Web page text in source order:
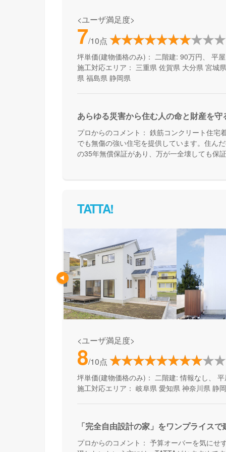
<ユーザ満足度>
7/10点
坪単価(建物価格のみ)： 二階建: 90万円、 平
施工対応エリア： 三重県 佐賀県 大分県 宮城
県 福島県 静岡県
あらゆる災害から住む人の命と財産を守
プロからのコメント： 鉄筋コンクリート住宅
でも無傷の強い住宅を提供しています。住ん
の35年無償保証があり、万が一全壊しても保
TATTA!
<ユーザ満足度>
8/10点
坪単価(建物価格のみ)： 二階建: 情報なし、
施工対応エリア： 岐阜県 愛知県 神奈川県 静
「完全自由設計の家」をワンプライスで
プロからのコメント： 予算オーバーを気にせ